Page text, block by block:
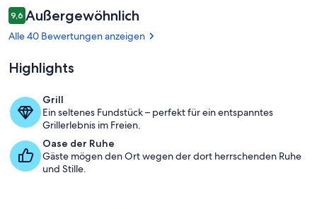
Ausblick aus dem Wohnzimmer
Bewertungen
9,69,6 von 10.
Außergewöhnlich
Alle 40 Bewertungen anzeigen
Highlights
Grill
Ein seltenes Fundstück – perfekt für ein entspanntes
Grillerlebnis im Freien.
Oase der Ruhe
Gäste mögen den Ort wegen der dort herrschenden Ruhe
und Stille.